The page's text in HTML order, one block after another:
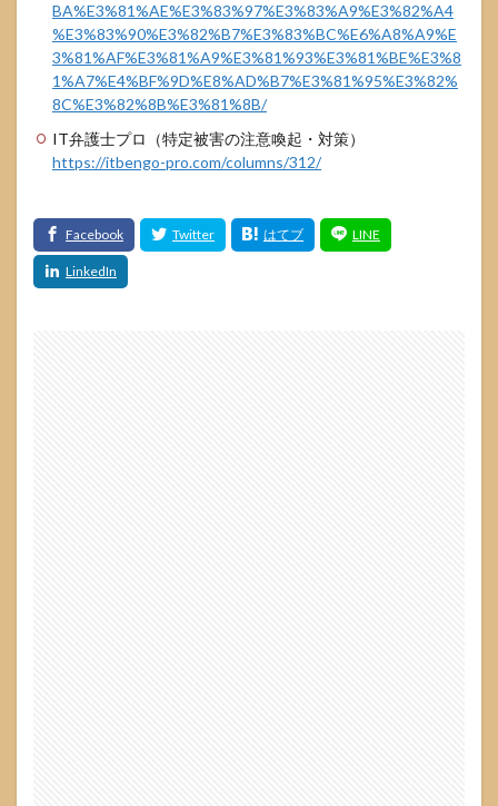
BA%E3%81%AE%E3%83%97%E3%83%A9%E3%82%A4
%E3%83%90%E3%82%B7%E3%83%BC%E6%A8%A9%E
3%81%AF%E3%81%A9%E3%81%93%E3%81%BE%E3%8
1%A7%E4%BF%9D%E8%AD%B7%E3%81%95%E3%82%
8C%E3%82%8B%E3%81%8B/
IT弁護士プロ（特定被害の注意喚起・対策）
https://itbengo-pro.com/columns/312/